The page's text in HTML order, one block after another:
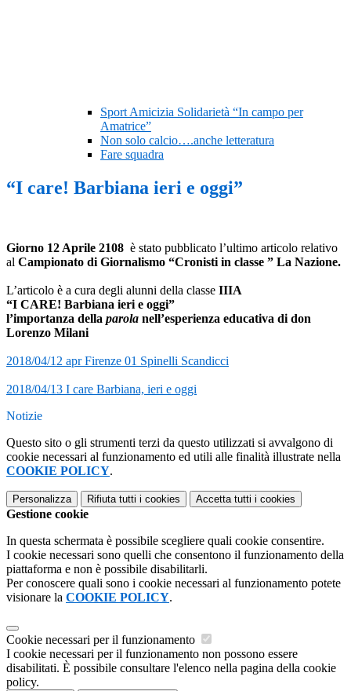
Sport Amicizia Solidarietà “In campo per
Amatrice”
Non solo calcio….anche letteratura
Fare squadra
“I care! Barbiana ieri e oggi”
Giorno 12 Aprile 2108 è stato pubblicato l’ultimo articolo relativo
al Campionato di Giornalismo “Cronisti in classe ” La Nazione.
L’articolo è a cura degli alunni della classe IIIA
“I CARE! Barbiana ieri e oggi”
l’importanza della parola nell’esperienza educativa di don
Lorenzo Milani
2018/04/12 apr Firenze 01 Spinelli Scandicci
2018/04/13 I care Barbiana, ieri e oggi
Notizie
Questo sito o gli strumenti terzi da questo utilizzati si avvalgono di
cookie necessari al funzionamento ed utili alle finalità illustrate nella
COOKIE POLICY.
Personalizza Rifiuta tutti i cookies Accetta tutti i cookies
Gestione cookie
In questa schermata è possibile scegliere quali cookie consentire.
I cookie necessari sono quelli che consentono il funzionamento della
piattaforma e non è possibile disabilitarli.
Per conoscere quali sono i cookie necessari al funzionamento potete
visionare la COOKIE POLICY.
Cookie necessari per il funzionamento
I cookie necessari per il funzionamento non possono essere
disabilitati. È possibile consultare l'elenco nella pagina della cookie
policy.